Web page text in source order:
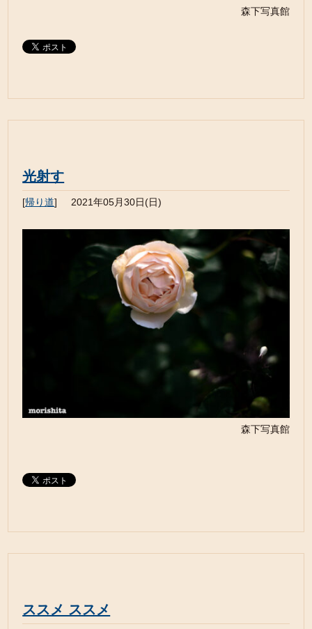
森下写真館
光射す
[帰り道] 2021年05月30日(日)
森下写真館
ススメ ススメ